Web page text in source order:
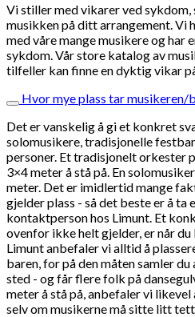
Vi stiller med vikarer ved
musikken på ditt arrangement. Vi
med våre mange musikere og har
sykdom. Vår store katalog av
tilfeller kan finne en dyktig vikar
Hvor mye plass tar musikeren/
Det er vanskelig å gi et konkret
solomusikere, tradisjonelle
personer. Et tradisjonelt orkester
3×4 meter å stå på. En
meter. Det er imidlertid mange
gjelder plass - så det beste er å ta
kontaktperson hos Limunt. Et
ovenfor ikke helt gjelder, er når
Limunt anbefaler vi alltid å
baren, for på den måten samler
sted - og får flere folk på
meter å stå på, anbefaler vi likevel
selv om musikerne må sitte litt